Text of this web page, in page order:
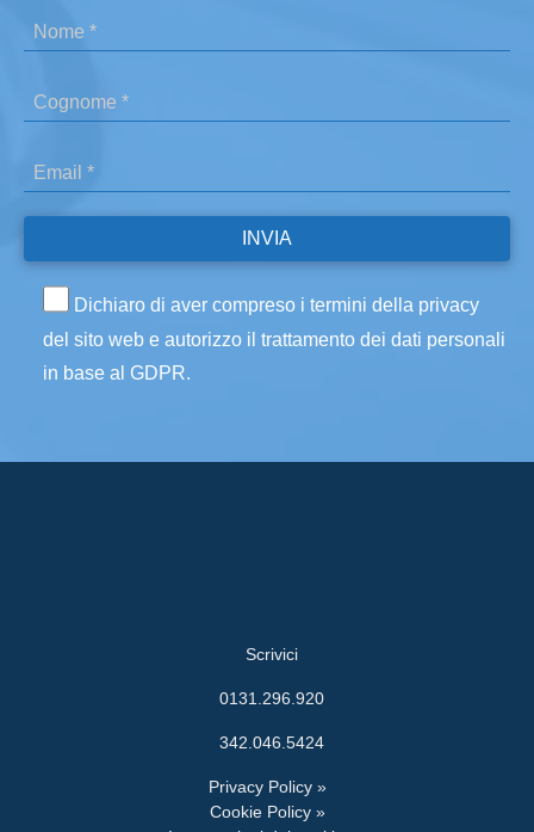
Dichiaro di aver compreso i termini della privacy
del sito web e autorizzo il trattamento dei dati personali
in base al GDPR.
Scrivici
0131.296.920
342.046.5424
Privacy Policy »
Cookie Policy »